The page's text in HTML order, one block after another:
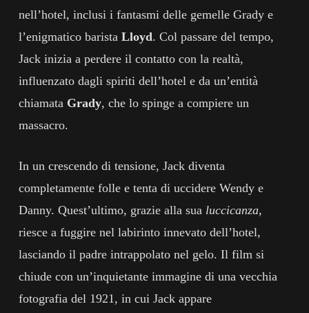
nell’hotel, inclusi i fantasmi delle gemelle Grady e
l’enigmatico barista Lloyd. Col passare del tempo,
Jack inizia a perdere il contatto con la realtà,
influenzato dagli spiriti dell’hotel e da un’entità
chiamata Grady, che lo spinge a compiere un
massacro.
In un crescendo di tensione, Jack diventa
completamente folle e tenta di uccidere Wendy e
Danny. Quest’ultimo, grazie alla sua luccicanza,
riesce a fuggire nel labirinto innevato dell’hotel,
lasciando il padre intrappolato nel gelo. Il film si
chiude con un’inquietante immagine di una vecchia
fotografia del 1921, in cui Jack appare